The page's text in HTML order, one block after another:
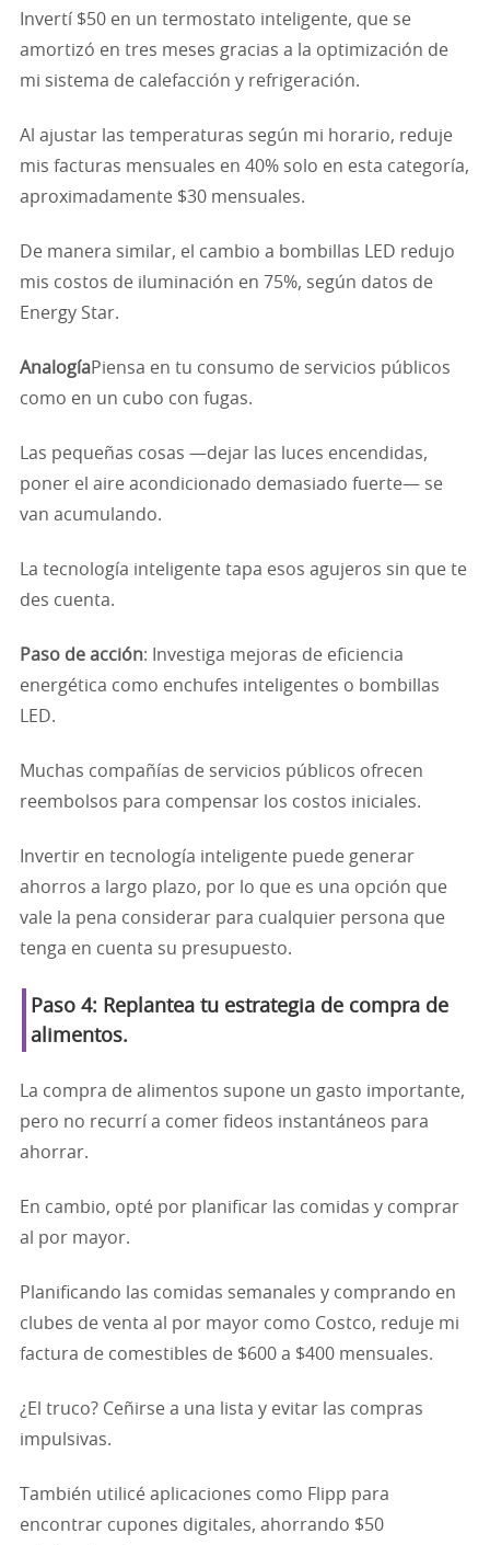
Invertí $50 en un termostato inteligente, que se
amortizó en tres meses gracias a la optimización de
mi sistema de calefacción y refrigeración.
Al ajustar las temperaturas según mi horario, reduje
mis facturas mensuales en 40% solo en esta categoría,
aproximadamente $30 mensuales.
De manera similar, el cambio a bombillas LED redujo
mis costos de iluminación en 75%, según datos de
Energy Star.
AnalogíaPiensa en tu consumo de servicios públicos
como en un cubo con fugas.
Las pequeñas cosas —dejar las luces encendidas,
poner el aire acondicionado demasiado fuerte— se
van acumulando.
La tecnología inteligente tapa esos agujeros sin que te
des cuenta.
Paso de acción: Investiga mejoras de eficiencia
energética como enchufes inteligentes o bombillas
LED.
Muchas compañías de servicios públicos ofrecen
reembolsos para compensar los costos iniciales.
Invertir en tecnología inteligente puede generar
ahorros a largo plazo, por lo que es una opción que
vale la pena considerar para cualquier persona que
tenga en cuenta su presupuesto.
Paso 4: Replantea tu estrategia de compra de
alimentos.
La compra de alimentos supone un gasto importante,
pero no recurrí a comer fideos instantáneos para
ahorrar.
En cambio, opté por planificar las comidas y comprar
al por mayor.
Planificando las comidas semanales y comprando en
clubes de venta al por mayor como Costco, reduje mi
factura de comestibles de $600 a $400 mensuales.
¿El truco? Ceñirse a una lista y evitar las compras
impulsivas.
También utilicé aplicaciones como Flipp para
encontrar cupones digitales, ahorrando $50